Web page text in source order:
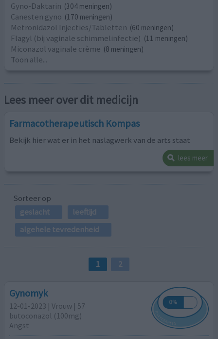
Gyno-Daktarin (304 meningen)
Canesten gyno (170 meningen)
Metronidazol Injecties/Tabletten (60 meningen)
Flagyl (bij vaginale schimmelinfectie) (11 meningen)
Miconazol vaginale crème (8 meningen)
Toon alle...
Lees meer over dit medicijn
Farmacotherapeutisch Kompas
Bekijk hier wat er in het naslagwerk van de arts staat
lees meer
Sorteer op
geslacht
leeftijd
algehele tevredenheid
1 2
Gynomyk
12-01-2023 | Vrouw | 57
butoconazol (100mg)
Angst